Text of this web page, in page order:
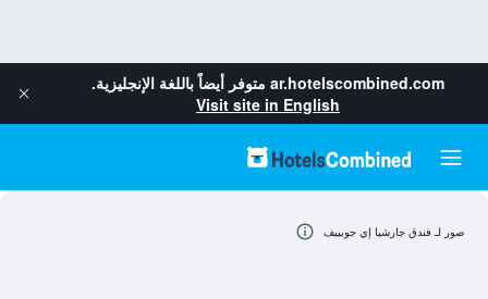
ar.hotelscombined.com متوفر أيضاً باللغة الإنجليزية.
Visit site in English
صور لـ فندق جارشيا إي جوبييف